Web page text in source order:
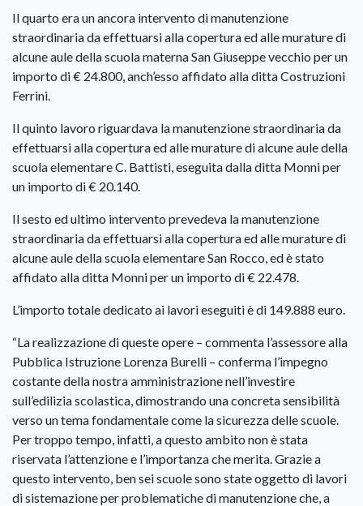
Il quarto era un ancora intervento di manutenzione
straordinaria da effettuarsi alla copertura ed alle murature di
alcune aule della scuola materna San Giuseppe vecchio per un
importo di € 24.800, anch’esso affidato alla ditta Costruzioni
Ferrini.
Il quinto lavoro riguardava la manutenzione straordinaria da
effettuarsi alla copertura ed alle murature di alcune aule della
scuola elementare C. Battisti, eseguita dalla ditta Monni per
un importo di € 20.140.
Il sesto ed ultimo intervento prevedeva la manutenzione
straordinaria da effettuarsi alla copertura ed alle murature di
alcune aule della scuola elementare San Rocco, ed è stato
affidato alla ditta Monni per un importo di € 22.478.
L’importo totale dedicato ai lavori eseguiti è di 149.888 euro.
“La realizzazione di queste opere – commenta l’assessore alla
Pubblica Istruzione Lorenza Burelli – conferma l’impegno
costante della nostra amministrazione nell’investire
sull’edilizia scolastica, dimostrando una concreta sensibilità
verso un tema fondamentale come la sicurezza delle scuole.
Per troppo tempo, infatti, a questo ambito non è stata
riservata l’attenzione e l’importanza che merita. Grazie a
questo intervento, ben sei scuole sono state oggetto di lavori
di sistemazione per problematiche di manutenzione che, a